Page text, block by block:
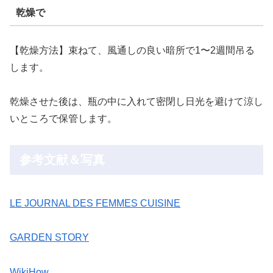
乾燥で
【乾燥方法】束ねて、風通しの良い暗所で1〜2週間吊る
します。
乾燥させた後は、瓶の中に入れて密閉し日光を避けて涼し
いところで保管します。
LE JOURNAL DES FEMMES CUISINE
GARDEN STORY